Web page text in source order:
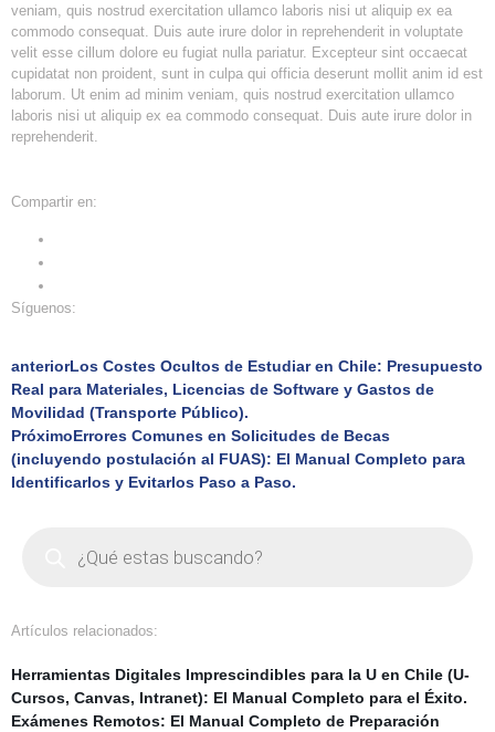
veniam, quis nostrud exercitation ullamco laboris nisi ut aliquip ex ea
commodo consequat. Duis aute irure dolor in reprehenderit in voluptate
velit esse cillum dolore eu fugiat nulla pariatur. Excepteur sint occaecat
cupidatat non proident, sunt in culpa qui officia deserunt mollit anim id est
laborum. Ut enim ad minim veniam, quis nostrud exercitation ullamco
laboris nisi ut aliquip ex ea commodo consequat. Duis aute irure dolor in
reprehenderit.
Compartir en:
Síguenos:
anteriorLos Costes Ocultos de Estudiar en Chile: Presupuesto
Real para Materiales, Licencias de Software y Gastos de
Movilidad (Transporte Público).
PróximoErrores Comunes en Solicitudes de Becas
(incluyendo postulación al FUAS): El Manual Completo para
Identificarlos y Evitarlos Paso a Paso.
Artículos relacionados:
Herramientas Digitales Imprescindibles para la U en Chile (U-
Cursos, Canvas, Intranet): El Manual Completo para el Éxito.
Exámenes Remotos: El Manual Completo de Preparación